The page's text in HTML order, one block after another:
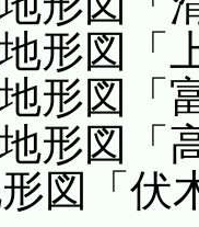
形図「
形図「
形図「
図「伏